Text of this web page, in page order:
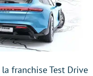
la franchise Test Drive